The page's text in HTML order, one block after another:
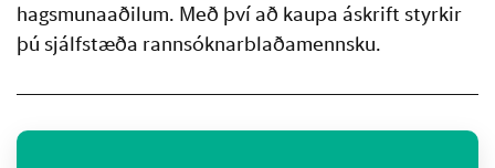
hagsmunaaðilum. Með því að kaupa áskrift styrkir
þú sjálfstæða rannsóknarblaðamennsku.